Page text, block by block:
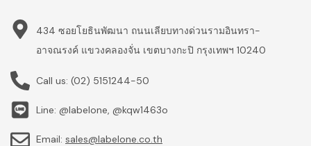
434 ซอยโยธินพัฒนา ถนนเลียบทางด่วนรามอินทรา-
อาจณรงค์ แขวงคลองจั่น เขตบางกะปิ กรุงเทพฯ 10240
Call us: (02) 5151244-50
Line: @labelone, @kqw1463o
Email: sales@labelone.co.th